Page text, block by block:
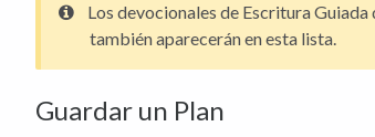
Los devocionales de Escritura
también aparecerán en esta lista.
Guardar un Plan